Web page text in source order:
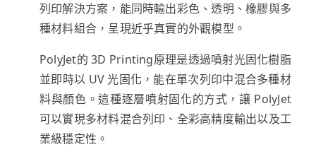
列印解決方案，能同時輸出彩色、透明、橡膠與多
種材料組合，呈現近乎真實的外觀模型。
PolyJet的 3D Printing原理是透過噴射光固化樹脂
並即時以 UV 光固化，能在單次列印中混合多種材
料與顏色。這種逐層噴射固化的方式，讓 PolyJet
可以實現多材料混合列印、全彩高精度輸出以及工
業級穩定性。